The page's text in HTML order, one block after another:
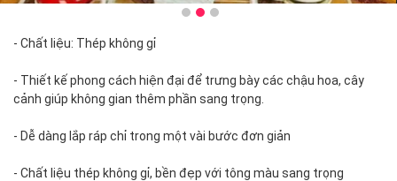
- Chất liệu: Thép không gỉ
- Thiết kế phong cách hiện đại để trưng bày các chậu hoa, cây
cảnh giúp không gian thêm phần sang trọng.
- Dễ dàng lắp ráp chỉ trong một vài bước đơn giản
- Chất liệu thép không gỉ, bền đẹp với tông màu sang trọng